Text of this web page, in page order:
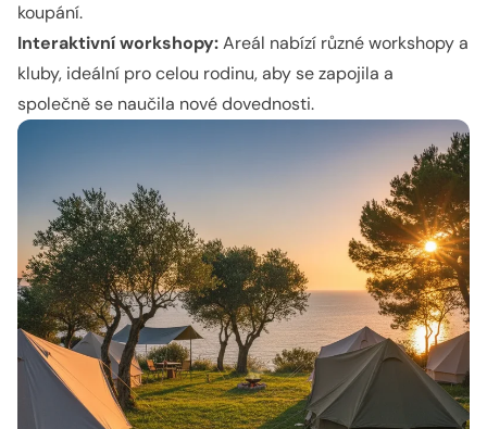
koupání.
Interaktivní workshopy:Areál nabízí různé workshopy a
kluby, ideální pro celou rodinu, aby se zapojila a
společně se naučila nové dovednosti.